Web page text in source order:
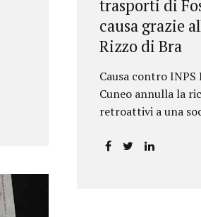
trasporti di
causa grazie
Rizzo di Bra
Causa contro
Cuneo annulla la
retroattivi a una
chiarendo i limiti